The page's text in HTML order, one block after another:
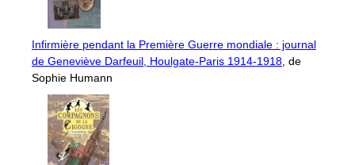
Infirmière pendant la Première Guerre mondiale : journal
de Geneviève Darfeuil, Houlgate-Paris 1914-1918 , de
Sophie Humann